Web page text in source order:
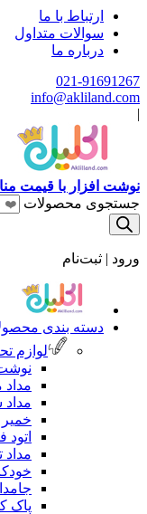
ارتباط با ما
سوالات متداول
درباره ما
021-91691267
info@akliland.com
|
نوشت افزار با قیمت
جستجوی محصولات
ورود | ثبت‌نام
دسته بندی
لوازم
نوشت
خمیر
مداد
پاک